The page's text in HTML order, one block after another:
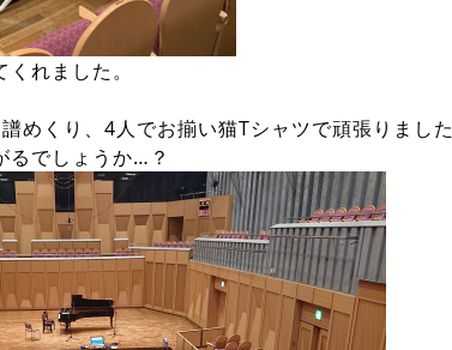
れました。
めくり、4人でお揃い猫Tシャツで頑張りました
るでしょうか…？